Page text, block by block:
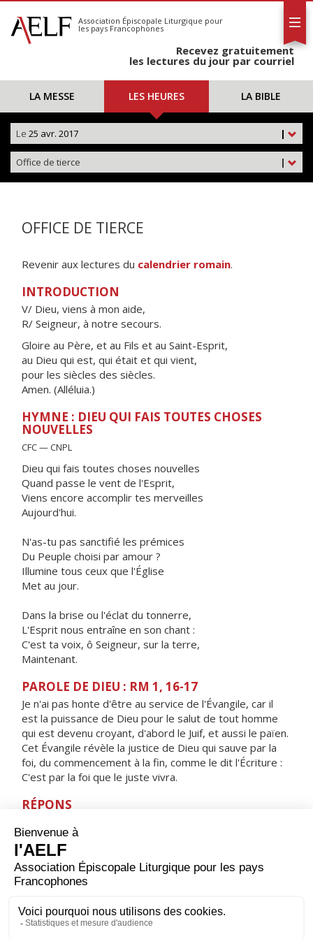
S'abonner
Calendrier
Association Épiscopale Liturgique pour
les pays Francophones
Recevez gratuitement
les lectures du jour par courriel
LA MESSE LES HEURES LA BIBLE
|
Le 25 avr. 2017
|
Office de tierce
OFFICE DE TIERCE
Revenir aux lectures du calendrier romain.
INTRODUCTION
V/ Dieu, viens à mon aide,
R/ Seigneur, à notre secours.
Gloire au Père, et au Fils et au Saint-Esprit,
au Dieu qui est, qui était et qui vient,
pour les siècles des siècles.
Amen. (Alléluia.)
HYMNE : DIEU QUI FAIS TOUTES CHOSES
NOUVELLES
CFC — CNPL
Dieu qui fais toutes choses nouvelles
Quand passe le vent de l'Esprit,
Viens encore accomplir tes merveilles
Aujourd'hui.
N'as-tu pas sanctifié les prémices
Du Peuple choisi par amour ?
Illumine tous ceux que l'Église
Met au jour.
Dans la brise ou l'éclat du tonnerre,
L'Esprit nous entraîne en son chant :
C'est ta voix, ô Seigneur, sur la terre,
Maintenant.
PAROLE DE DIEU : RM 1, 16-17
Je n'ai pas honte d'être au service de l'Évangile, car il
est la puissance de Dieu pour le salut de tout homme
qui est devenu croyant, d'abord le Juif, et aussi le païen.
Cet Évangile révèle la justice de Dieu qui sauve par la
foi, du commencement à la fin, comme le dit l'Écriture :
C'est par la foi que le juste vivra.
RÉPONS
la Bonne Nouvelle aux limites du monde, alléluia.
ORAISON
Dieu qui as confié à l'évangéliste saint Marc la mission
bien profiter de son enseignement que nous marchions
sur les traces du Christ. Lui qui règne.